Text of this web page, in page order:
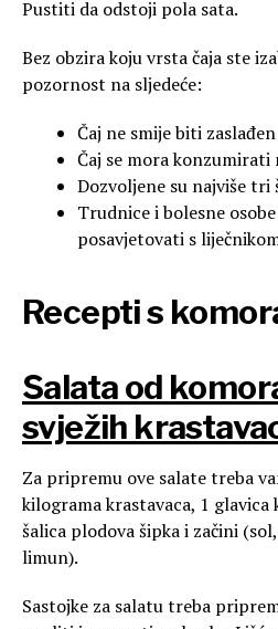
Pustiti da odstoji pola sata.
Bez obzira koju vrsta čaja ste
pozornost na sljedeće:
Čaj ne smije biti zaslađen
Čaj se mora konzumirati
Dozvoljene su najviše tri
Trudnice i bolesne
posavjetovati s
Recepti s
Salata od
svježih
Za pripremu ove salate treba
kilograma krastavaca, 1 glavica
šalica plodova šipka i začini
limun).
Sastojke za salatu treba